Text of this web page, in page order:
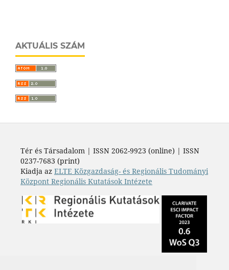
AKTUÁLIS SZÁM
Tér és Társadalom | ISSN 2062-9923 (online) | ISSN
0237-7683 (print)
Kiadja az ELTE Közgazdaság- és Regionális Tudományi
Központ Regionális Kutatások Intézete